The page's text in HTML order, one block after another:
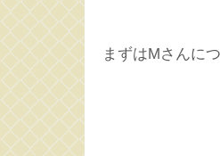
まずはMさんに